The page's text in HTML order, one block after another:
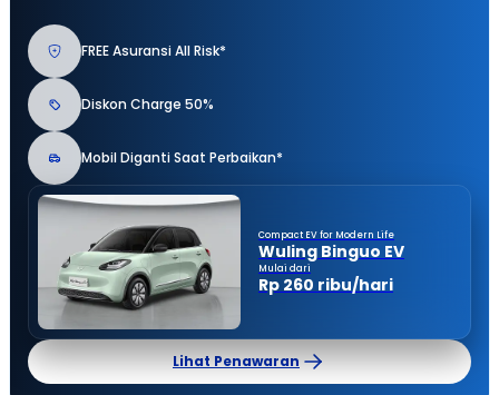
FREE Asuransi All Risk*
Diskon Charge 50%
Mobil Diganti Saat Perbaikan*
Compact EV for Modern Life
Wuling Binguo EV
Mulai dari
Rp 260 ribu/hari
Lihat Penawaran